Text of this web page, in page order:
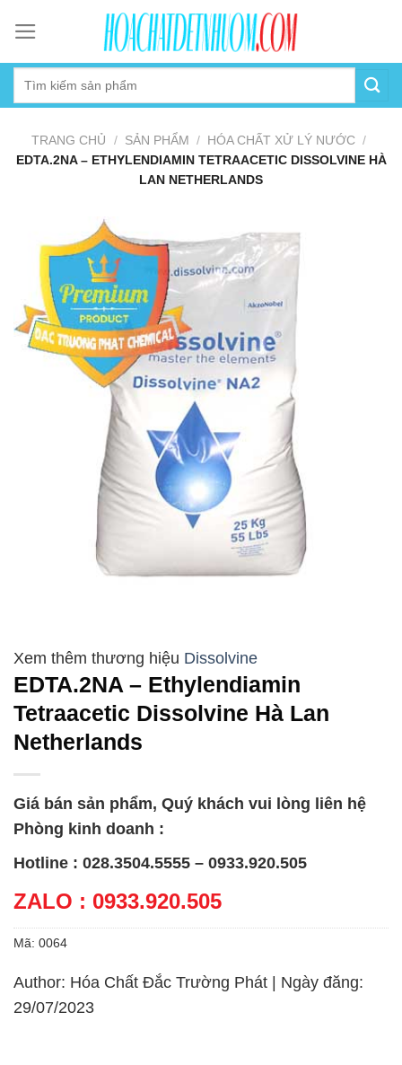
content
TRANG CHỦ / SẢN PHẨM / HÓA CHẤT XỬ LÝ NƯỚC /
EDTA.2NA – ETHYLENDIAMIN TETRAACETIC DISSOLVINE HÀ
LAN NETHERLANDS
Dissolvine
EDTA.2NA – Ethylendiamin
Tetraacetic Dissolvine Hà Lan
Netherlands
Giá bán sản phẩm, Quý khách vui lòng liên hệ
Phòng kinh doanh :
Hotline : 028.3504.5555 – 0933.920.505
ZALO : 0933.920.505
Mã: 0064
Author: Hóa Chất Đắc Trường Phát | Ngày đăng:
29/07/2023